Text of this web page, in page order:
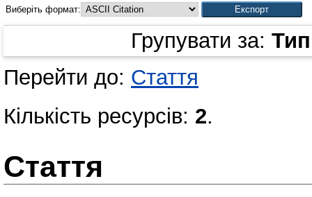
Виберіть формат:
Групувати за:
Перейти до: Стаття
Кількість ресурсів: 2.
Стаття